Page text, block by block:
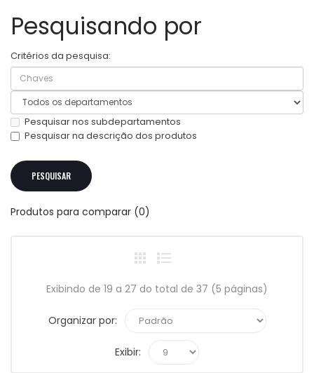
Pesquisando por
Critérios da pesquisa:
Pesquisar nos subdepartamentos
Pesquisar na descrição dos produtos
Produtos para comparar (0)
Exibindo de 19 a 27 do total de 37 (5 páginas)
Organizar por:
Exibir: